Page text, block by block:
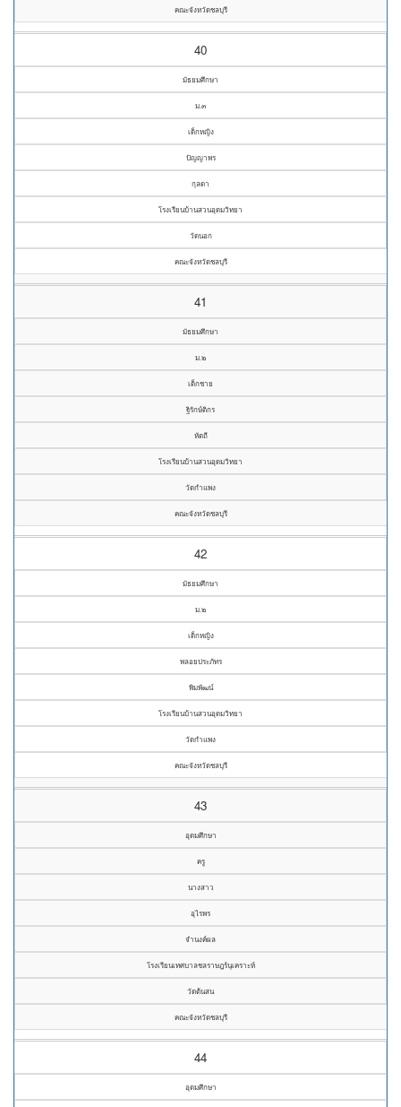
คณะจังหวัดชลบุรี
40
มัธยมศึกษา
ม.๓
เด็กหญิง
ปัญญาพร
กุลดา
โรงเรียนบ้านสวนอุดมวิทยา
วัดนอก
คณะจังหวัดชลบุรี
41
มัธยมศึกษา
ม.๒
เด็กชาย
ฐิรักษ์ติกร
หัตถี
โรงเรียนบ้านสวนอุดมวิทยา
วัดกำแพง
คณะจังหวัดชลบุรี
42
มัธยมศึกษา
ม.๒
เด็กหญิง
พลอยประภัทร
พิมพัฒน์
โรงเรียนบ้านสวนอุดมวิทยา
วัดกำแพง
คณะจังหวัดชลบุรี
43
อุดมศึกษา
ครู
นางสาว
อุไรพร
จำนงค์ผล
โรงเรียนเทศบาลชลราษฎร์นุเคราะห์
วัดต้นสน
คณะจังหวัดชลบุรี
44
อุดมศึกษา